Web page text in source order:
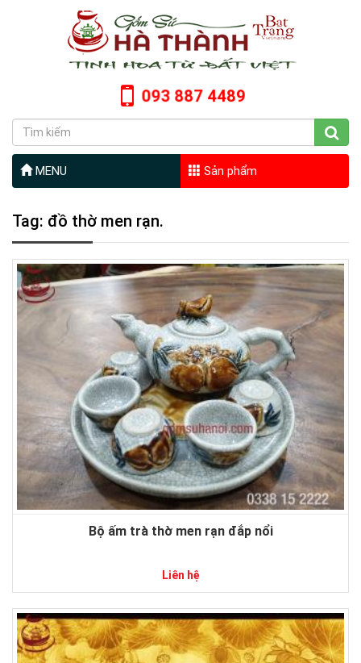
093 887 4489
MENU Sản phẩm
Tag: đồ thờ men rạn.
Bộ ấm trà thờ men rạn đắp nổi
Liên hệ